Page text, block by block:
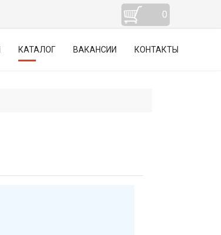
0
КАТАЛОГ ВАКАНСИИ КОНТАКТЫ